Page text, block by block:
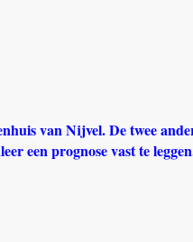
van Nijvel. De twee
een prognose vast te